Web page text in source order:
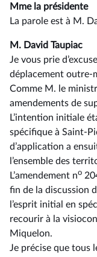
Mme la présidente
La parole est à M.
M. David Taupiac
Je vous prie
déplacement outre-
Comme M. le
amendements de
L’intention initiale
spécifique à Saint-
d’application a
l’ensemble des
L’amendement no
fin de la discussion
l’esprit initial en
recourir à la
Miquelon.
Je précise que tous